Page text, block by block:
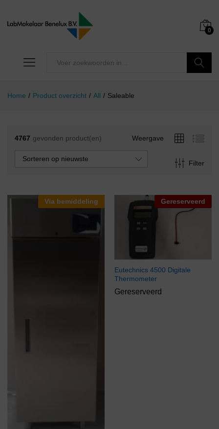
0
Home / Product overzicht / All / Saleable
4767 gevonden product(en) Weergave
Filter
Sorteren op nieuwste
Via bemiddeling Gereserveerd
Eutechnics 4500 Digitale
Thermometer
Gereserveerd